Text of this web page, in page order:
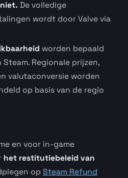
De volledige
wordt door Valve via
worden bepaald
Regionale prijzen,
valutaconversie worden
op basis van de regio
en voor in-game
het restitutiebeleid van
op Steam Refund